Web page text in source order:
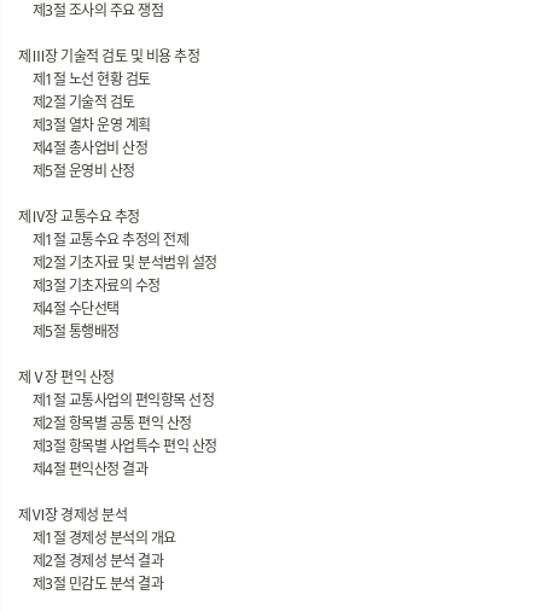
제3절 조사의 주요 쟁점
제Ⅲ장 기술적 검토 및 비용 추정
제1절 노선 현황 검토
제2절 기술적 검토
제3절 열차 운영 계획
제4절 총사업비 산정
제5절 운영비 산정
제Ⅳ장 교통수요 추정
제1절 교통수요 추정의 전제
제2절 기초자료 및 분석범위 설정
제3절 기초자료의 수정
제4절 수단선택
제5절 통행배정
제Ⅴ장 편익 산정
제1절 교통사업의 편익항목 선정
제2절 항목별 공통 편익 산정
제3절 항목별 사업특수 편익 산정
제4절 편익산정 결과
제Ⅵ장 경제성 분석
제1절 경제성 분석의 개요
제2절 경제성 분석 결과
제3절 민감도 분석 결과